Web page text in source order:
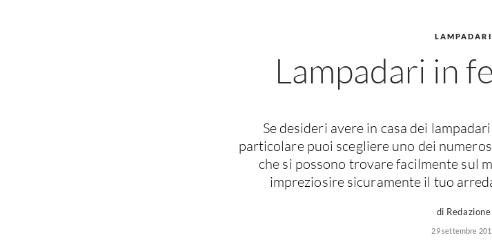
LAMPADARI
Lampadari in
Se desideri avere in casa dei
particolare puoi scegliere uno dei
che si possono trovare facilmente sul
impreziosire sicuramente il tuo
di Redazione
29 settembre